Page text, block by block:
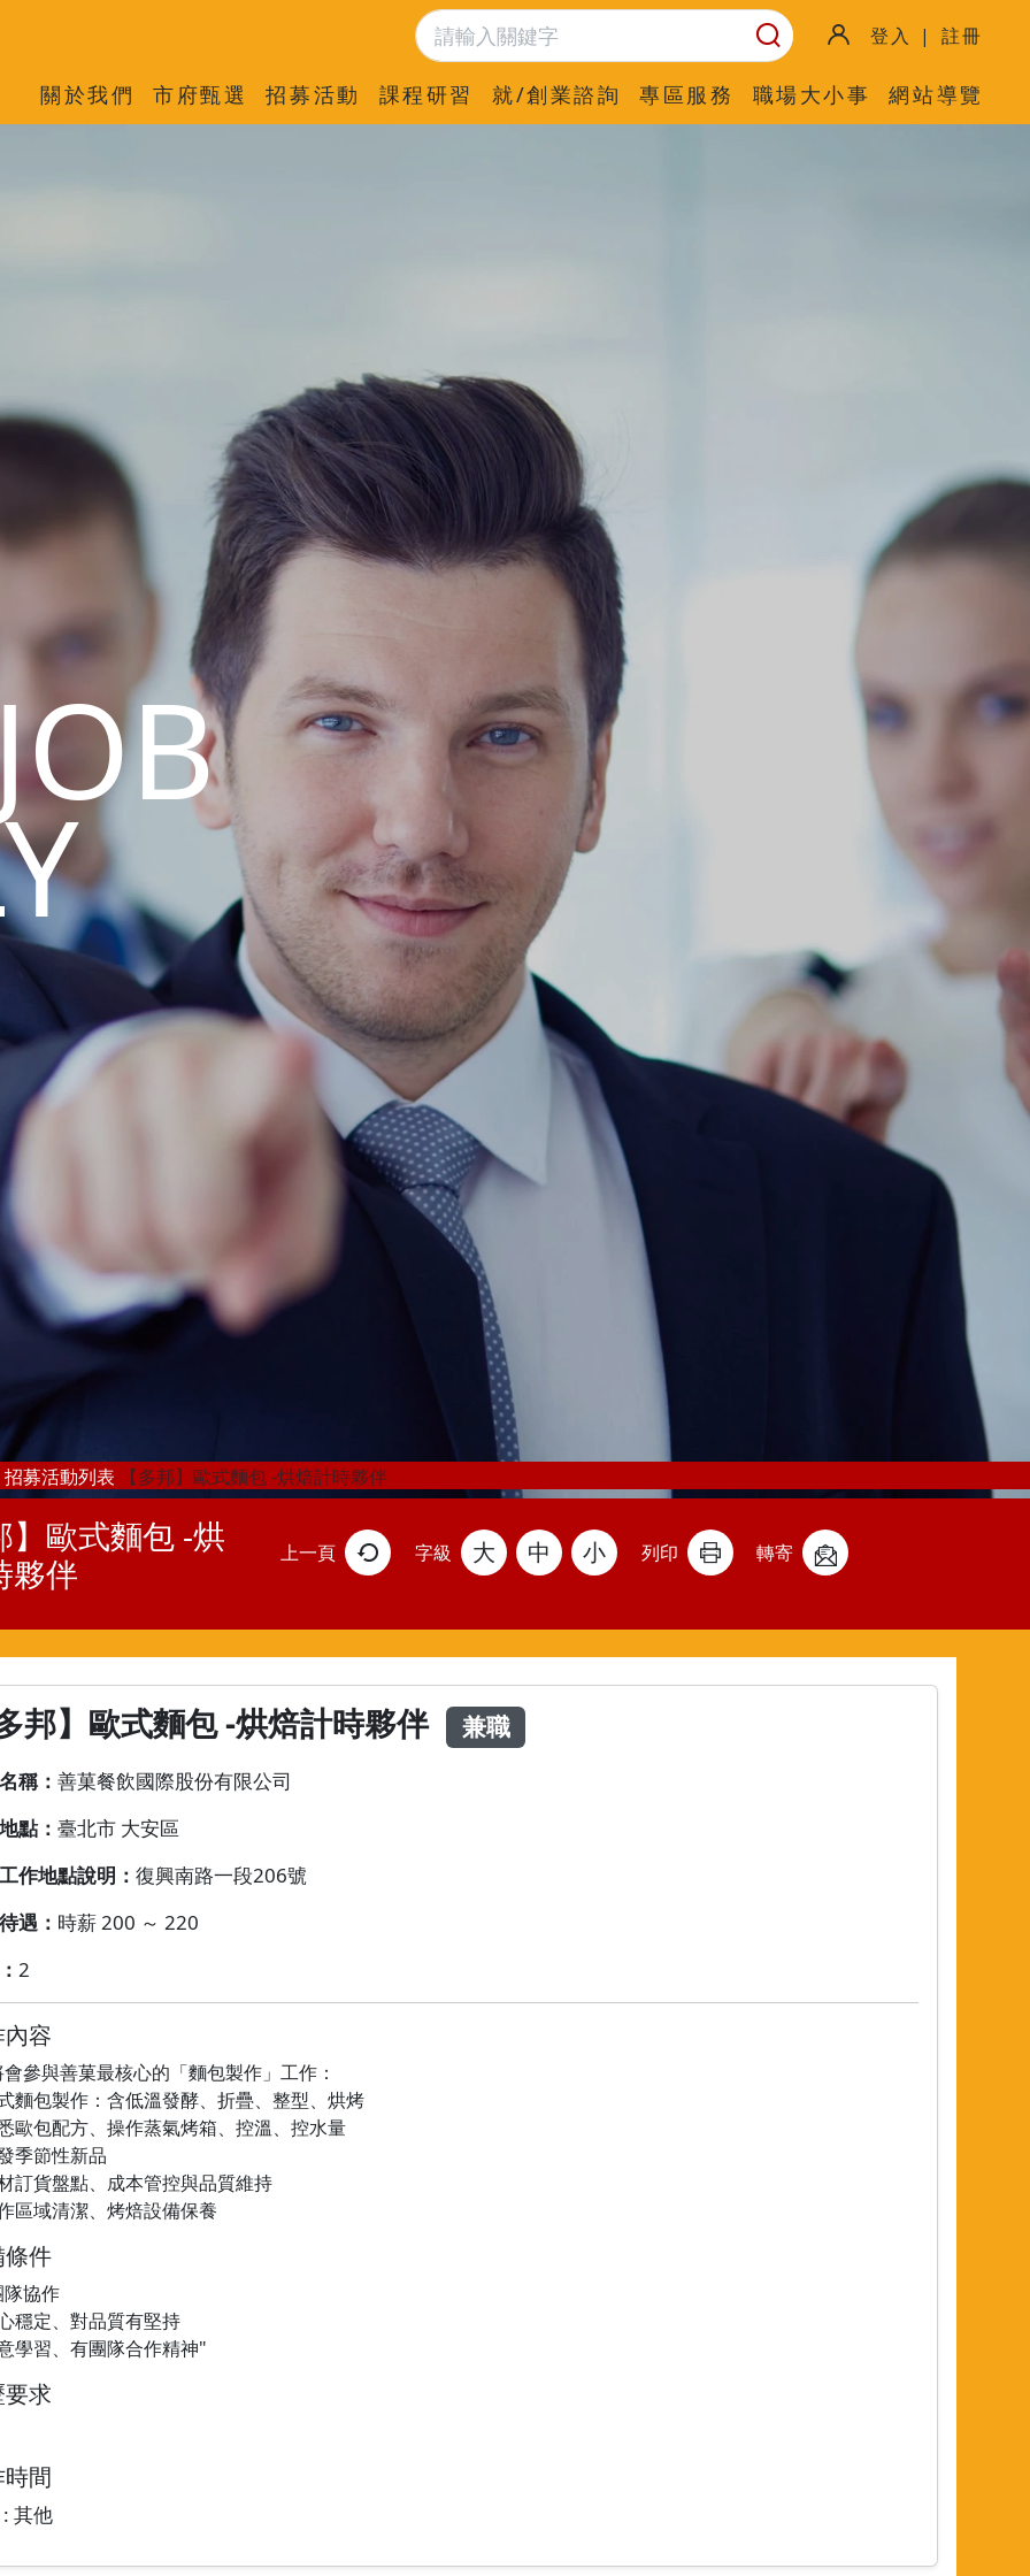
登入 | 註冊
關於我們 市府甄選 招募活動 課程研習 就/創業諮詢 專區服務 職場大小事 網站導覽
招募活動列表 【多邦】歐式麵包 -烘焙計時夥伴
】歐式麵包 -烘
夥伴
上一頁 字級 大 中 小 列印 轉寄
邦】歐式麵包 -烘焙計時夥伴 兼職
稱：善菓餐飲國際股份有限公司
點：臺北市 大安區
作地點說明：復興南路一段206號
遇： 時薪 200 ～ 220
2
容
參與善菓最核心的「麵包製作」工作：
麵包製作：含低溫發酵、折疊、整型、烘烤
歐包配方、操作蒸氣烤箱、控溫、控水量
季節性新品
訂貨盤點、成本管控與品質維持
區域清潔、烤焙設備保養
件
協作
穩定、對品質有堅持
學習、有團隊合作精神"
求
間
其他